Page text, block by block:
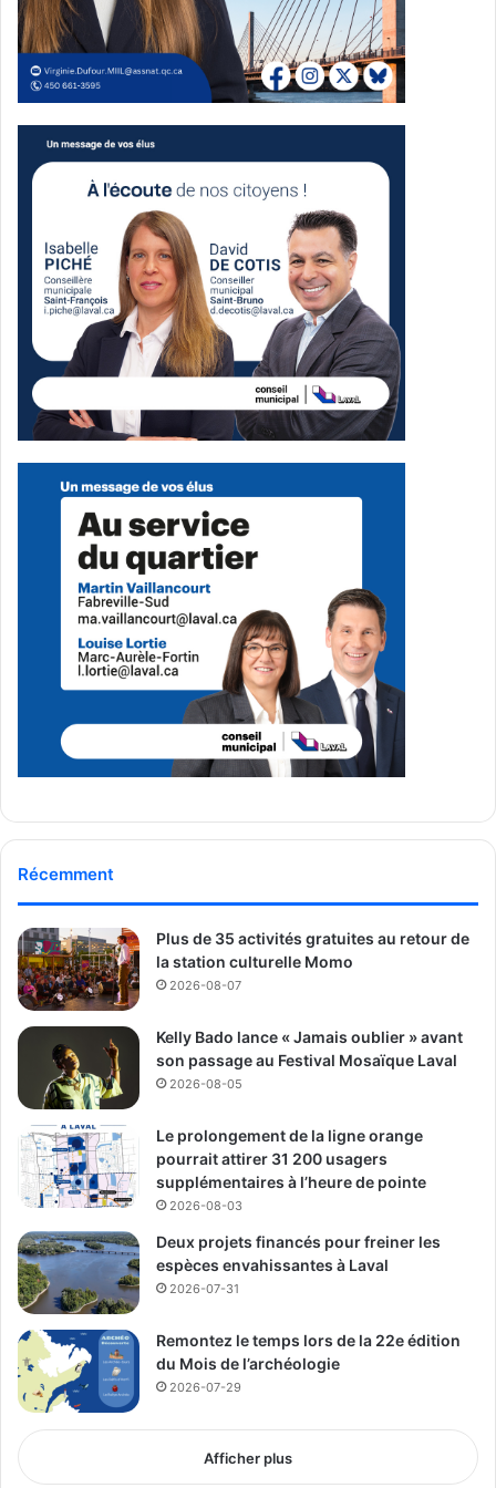
Alberto Georgian Mihut -
See Full Bio
Publicité sponsorisée par la conseillère municipale de Saint-François et David
De Cotis, conseiller municipal de Saint-Bruno
Récemment
Plus de 35 activités gratuites au retour de
la station culturelle Momo
2026-08-07
Kelly Bado lance « Jamais oublier » avant
son passage au Festival Mosaïque Laval
2026-08-05
Le prolongement de la ligne orange
pourrait attirer 31 200 usagers
supplémentaires à l’heure de pointe
2026-08-03
Deux projets financés pour freiner les
espèces envahissantes à Laval
2026-07-31
Remontez le temps lors de la 22e édition
du Mois de l’archéologie
2026-07-29
Afficher plus